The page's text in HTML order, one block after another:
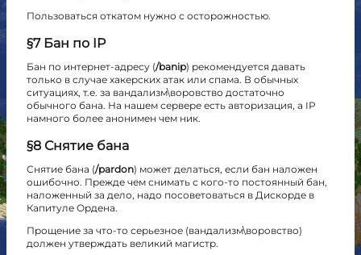
Пользоваться откатом нужно с осторожностью.
§7 Бан по IP
Бан по интернет-адресу (/banip) рекомендуется давать
только в случае хакерских атак или спама. В обычных
ситуациях, т.е. за вандализм\воровство достаточно
обычного бана. На нашем сервере есть авторизация, а IP
намного более анонимен чем ник.
§8 Снятие бана
Снятие бана (/pardon) может делаться, если бан наложен
ошибочно. Прежде чем снимать с кого-то постоянный бан,
наложенный за дело, надо посоветоваться в Дискорде в
Капитуле Ордена.
Прощение за что-то серьезное (вандализм\воровство)
должен утверждать великий магистр.